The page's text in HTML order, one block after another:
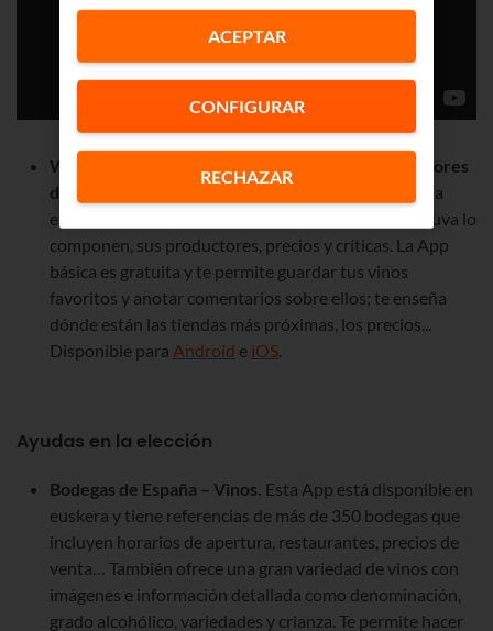
Wine-Searcher.
buscadores
de vinos
. Solo con introducir el nombre o escanear la
etiqueta de uno podrás conocer qué variedades de uva lo
componen, sus productores, precios y críticas. La App
básica es gratuita y te permite guardar tus vinos
favoritos y anotar comentarios sobre ellos; te enseña
dónde están las tiendas más próximas, los precios...
Disponible para Android e iOS.
Ayudas en la elección
Bodegas de España – Vinos. Esta App está disponible en
euskera y tiene referencias de más de 350 bodegas que
incluyen horarios de apertura, restaurantes, precios de
venta… También ofrece una gran variedad de vinos con
imágenes e información detallada como denominación,
grado alcohólico, variedades y crianza. Te permite hacer
CONFIGURAR
RECHAZAR
ACEPTAR